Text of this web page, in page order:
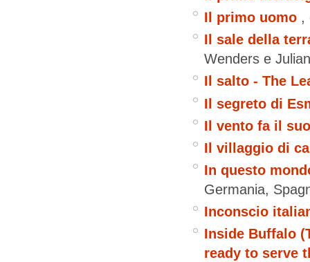
Il primo uomo ,
Il sale della
Wenders e
Il salto - The
Il segreto di
Il vento fa il
Il villaggio di
In questo
Germania,
Inconscio
Inside Buffalo
ready to serve